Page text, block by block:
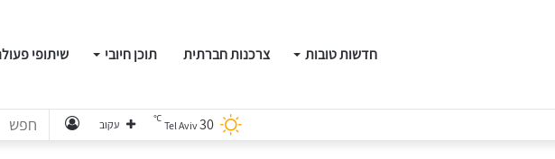
חדשות טובות צרכנות חברתית תוכן חיובי שיתופי
התחבר עקוב Tel Aviv30
℃